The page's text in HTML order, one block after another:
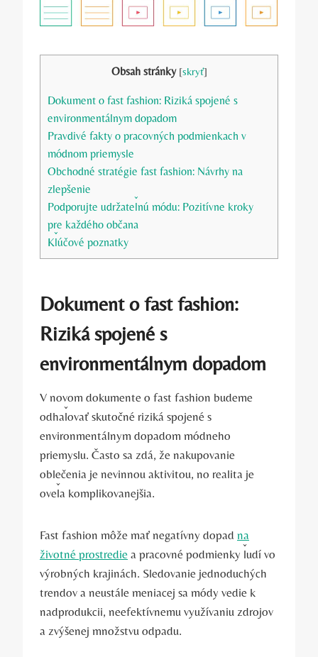
Obsah stránky [skryť]
Dokument o fast fashion: Riziká spojené s
environmentálnym dopadom
Pravdivé fakty o pracovných podmienkach v
módnom priemysle
Obchodné stratégie fast fashion: Návrhy na
zlepšenie
Podporujte udržateľnú módu: Pozitívne kroky
pre každého občana
Kľúčové poznatky
Dokument o fast fashion:
Riziká spojené s
environmentálnym dopadom
V novom dokumente o fast fashion budeme
odhaľovať skutočné riziká spojené s
environmentálnym dopadom módneho
priemyslu. Často sa zdá, že nakupovanie
oblečenia je nevinnou aktivitou, no realita je
oveľa komplikovanejšia.
Fast fashion môže mať negatívny dopad na
životné prostredie a pracovné podmienky ľudí vo
výrobných krajinách. Sledovanie jednoduchých
trendov a neustále meniacej sa módy vedie k
nadprodukcii, neefektívnemu využívaniu zdrojov
a zvýšenej množstvu odpadu.